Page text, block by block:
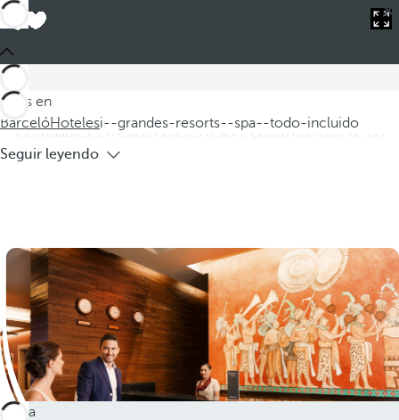
Estás en
BarcelóHotelesi--grandes-resorts--spa--todo-incluido
Barceló
i--grandes-resorts--spa--todo-incluido
incluido
Descubra nuestros grandes resorts spa todo incluido, donde
cada detalle está diseñado para ofrecerle unas vacaciones
inolvidables. En estos hoteles resort, podrá disfrutar de un
Seguir leyendo